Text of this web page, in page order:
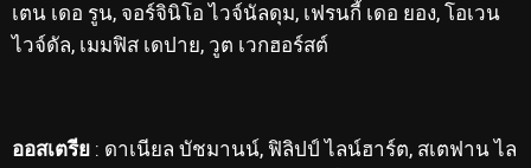
เตน เดอ รูน, จอร์จินิโอ ไวจ์นัลดุม, เฟรนกี้ เดอ ยอง, โอเวน
ไวจ์ดัล, เมมฟิส เดปาย, วูต เวกฮอร์สต์
ออสเตรีย : ดาเนียล บัชมานน์, ฟิลิปป์ ไลน์ฮาร์ต, สเตฟาน ไล